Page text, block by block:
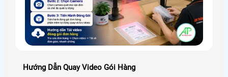
Hướng Dẫn Quay Video Gói Hàng